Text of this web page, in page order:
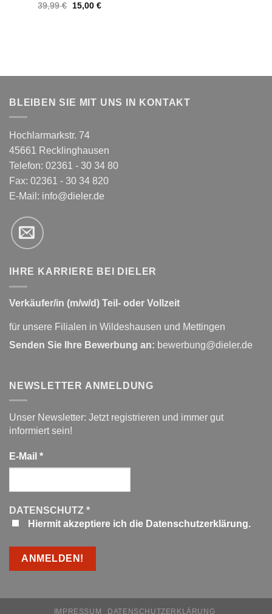
39,99€
Ursprünglicher
15,00 €Aktueller
BLEIBEN SIE MIT UNS IN KONTAKT
Hochlarmarkstr. 74
45661 Recklinghausen
Telefon: 02361 - 30 34 80
Fax: 02361 - 30 34 820
E-Mail: info@dieler.de
IHRE KARRIERE BEI DIELER
Verkäufer/in (m/w/d) Teil- oder Vollzeit
für unsere Filialen in Wildeshausen und Mettingen
Senden Sie Ihre Bewerbung an: bewerbung@dieler.de
NEWSLETTER ANMELDUNG
Unser Newsletter: Jetzt registrieren und immer gut
informiert sein!
E-Mail *
DATENSCHUTZ *
Hiermit akzeptiere ich die Datenschutzerklärung.
IMPRESSUM DATENSCHUTZERKLÄRUNG